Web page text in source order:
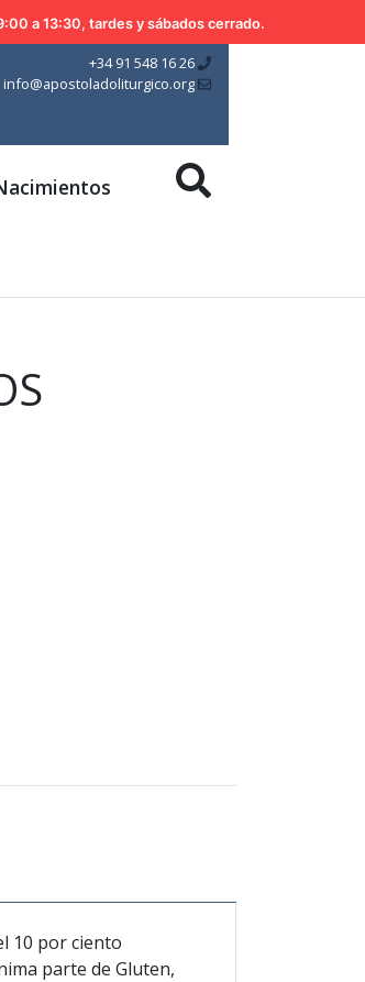
a 13:30, tardes y sábados cerrado.
+34 91 548 16 26
info@apostoladoliturgico.org
10 por ciento
parte de Gluten,